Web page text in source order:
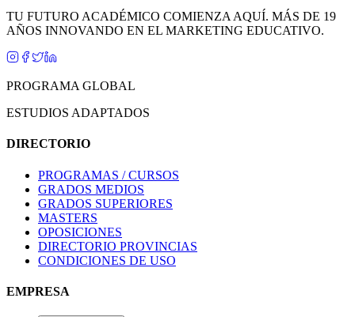
TU FUTURO ACADÉMICO COMIENZA AQUÍ. MÁS DE 19
AÑOS INNOVANDO EN EL MARKETING EDUCATIVO.
PROGRAMA GLOBAL
ESTUDIOS ADAPTADOS
DIRECTORIO
PROGRAMAS / CURSOS
GRADOS MEDIOS
GRADOS SUPERIORES
MASTERS
OPOSICIONES
DIRECTORIO PROVINCIAS
CONDICIONES DE USO
EMPRESA